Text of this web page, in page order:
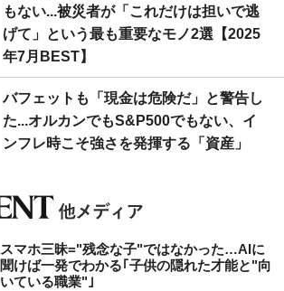
もない...被災者が「これだけは担いで逃
げて」という最も重要なモノ2選【2025
年7月BEST】
バフェットも「現金は危険だ」と警告し
た...オルカンでもS&P500でもない、イ
ンフレ時こそ強さを発揮する「資産」
スマホ三昧="残念な子"ではなかった…AIに
聞けば一発でわかる｢子供の隠れた才能と"向
いている職業"｣